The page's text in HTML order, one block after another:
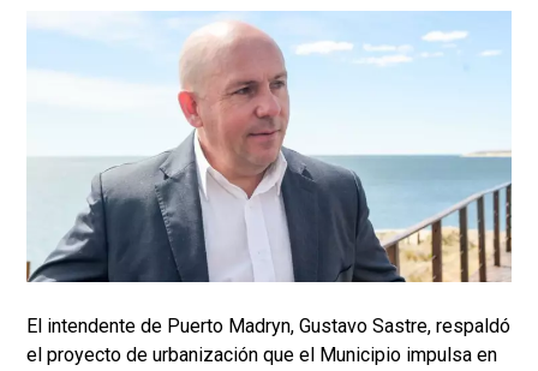
El intendente de Puerto Madryn, Gustavo Sastre, respaldó
el proyecto de urbanización que el Municipio impulsa en